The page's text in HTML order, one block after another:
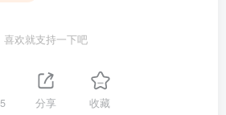
喜欢就支持一下吧
5 分享 收藏